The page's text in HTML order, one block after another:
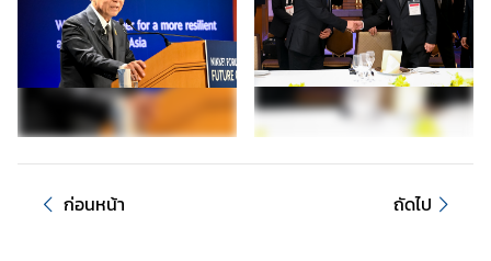
ล
ค
า
ม
ก่อนหน้า ถัดไป